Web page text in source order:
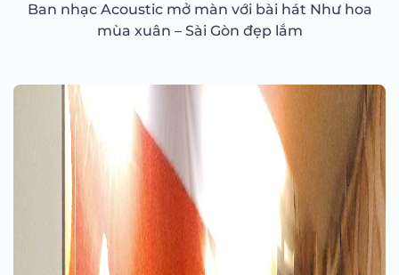
Ban nhạc Acoustic mở màn với bài hát Như hoa
mùa xuân – Sài Gòn đẹp lắm